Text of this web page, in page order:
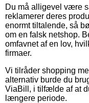
Du må alligevel være
reklamerer deres
enormt tiltalende, så
om en falsk netshop.
omfavnet af en lov,
firmaer.
Vi tilråder shopping
alternativ burde du
ViaBill, i tilfælde af at
længere periode.